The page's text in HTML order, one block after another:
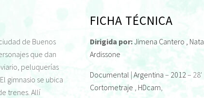
de Buenos
que dan
peluquerías
gimnasio se ubica
trenes. Allí
FICHA TÉCNICA
Dirigida por:Jimena Cantero ,
Ardissone
Documental | Argentina – 2012– 28'
Cortometraje , HDcam,